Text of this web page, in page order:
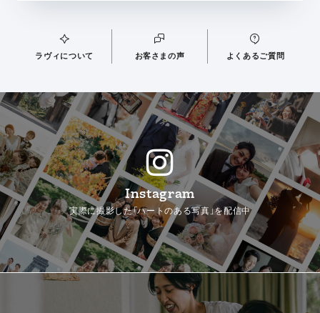
ラヴィについて お客さまの声 よくあるご質問
Instagram
実際に撮影した「ハートのある写真」を配信中